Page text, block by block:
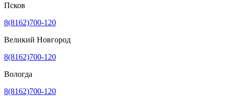
Псков
8(8162)700-120
Великий Новгород
8(8162)700-120
Вологда
8(8162)700-120